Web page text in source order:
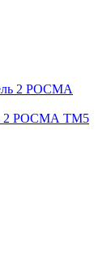
2 РОСМА ТМ5